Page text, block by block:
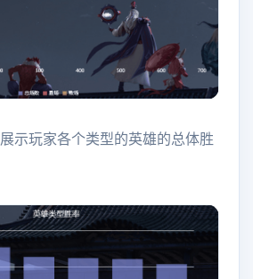
展示玩家各个类型的英雄的总体胜